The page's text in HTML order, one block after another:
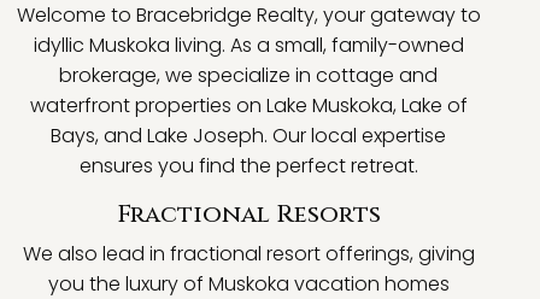
Welcome to Bracebridge Realty, your gateway to
idyllic Muskoka living. As a small, family-owned
brokerage, we specialize in cottage and
waterfront properties on Lake Muskoka, Lake of
Bays, and Lake Joseph. Our local expertise
ensures you find the perfect retreat.
Fractional Resorts
We also lead in fractional resort offerings, giving
you the luxury of Muskoka vacation homes